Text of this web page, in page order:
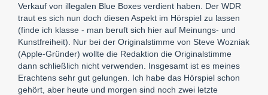
Verkauf von illegalen Blue Boxes verdient haben. Der WDR
traut es sich nun doch diesen Aspekt im Hörspiel zu lassen
(finde ich klasse - man beruft sich hier auf Meinungs- und
Kunstfreiheit). Nur bei der Originalstimme von Steve Wozniak
(Apple-Gründer) wollte die Redaktion die Originalstimme
dann schließlich nicht verwenden. Insgesamt ist es meines
Erachtens sehr gut gelungen. Ich habe das Hörspiel schon
gehört, aber heute und morgen sind noch zwei letzte